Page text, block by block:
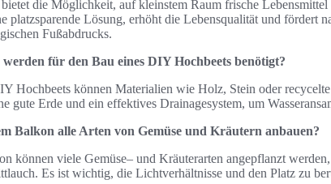
die Möglichkeit, auf kleinstem Raum frische
platzsparende Lösung, erhöht die Lebensqualität und fördert
Fußabdrucks.
für den Bau eines DIY Hochbeets benötigt?
Hochbeets können Materialien wie Holz, Stein oder
gute Erde und ein effektives Drainagesystem, um
Balkon alle Arten von Gemüse und Kräutern anbauen?
können viele Gemüse– und Kräuterarten angepflanzt
Es ist wichtig, die Lichtverhältnisse und den Platz zu